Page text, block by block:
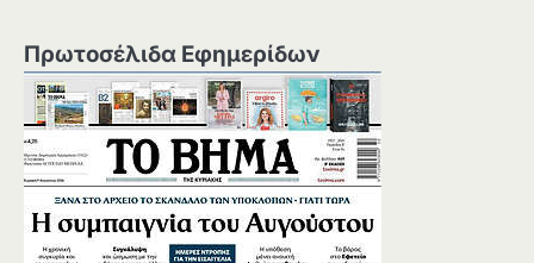
Πρωτοσέλιδα Εφημερίδων